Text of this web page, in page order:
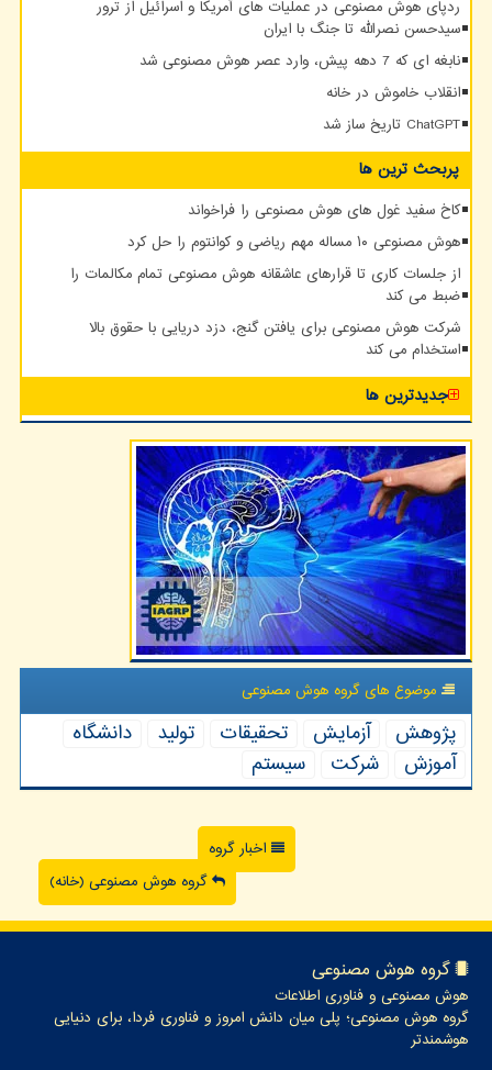
ردپای هوش مصنوعی در عملیات های آمریکا و اسرائیل از ترور
سیدحسن نصرالله تا جنگ با ایران
نابغه ای که 7 دهه پیش، وارد عصر هوش مصنوعی شد
انقلاب خاموش در خانه
ChatGPT تاریخ ساز شد
پربحث ترین ها
کاخ سفید غول های هوش مصنوعی را فراخواند
هوش مصنوعی ۱۰ مساله مهم ریاضی و کوانتوم را حل کرد
از جلسات کاری تا قرارهای عاشقانه هوش مصنوعی تمام مکالمات را
ضبط می کند
شرکت هوش مصنوعی برای یافتن گنج، دزد دریایی با حقوق بالا
استخدام می کند
جدیدترین ها
موضوع های گروه هوش مصنوعی
پژوهش آزمایش تحقیقات تولید
دانشگاه
آموزش
شركت سیستم
اخبار گروه
گروه هوش مصنوعی (خانه)
گروه هوش مصنوعی
هوش مصنوعی و فناوری اطلاعات
گروه هوش مصنوعی؛ پلی میان دانش امروز و فناوری فردا، برای دنیایی
هوشمندتر